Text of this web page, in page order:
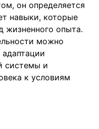
он определяется
навыки, которые
жизненного опыта.
можно
адаптации
системы и
к условиям